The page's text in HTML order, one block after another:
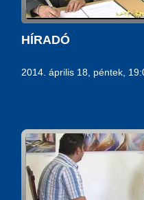
HÍRADÓ
2014. április 18, péntek,